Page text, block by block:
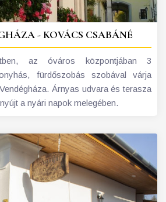
- KOVÁCS CSABÁNÉ
az óváros központjában 3
fürdőszobás szobával várja
Árnyas udvara és terasza
a nyári napok melegében.